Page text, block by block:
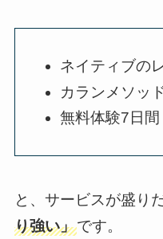
ネイティブの
カランメソッ
無料体験7日間
と、サービスが盛り
り強い」です。